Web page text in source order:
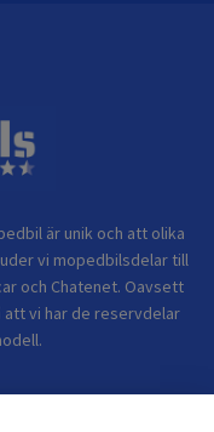
är unik och att olika
vi mopedbilsdelar till
och Chatenet. Oavsett
att vi har de reservdelar